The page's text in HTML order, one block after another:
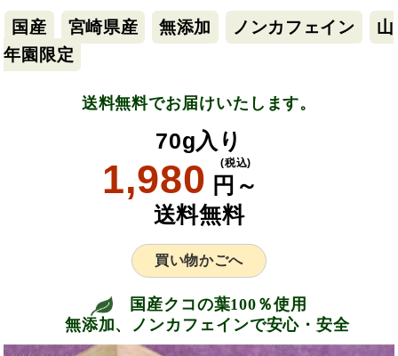
国産 宮崎県産 無添加 ノンカフェイン
山
年園限定
送料無料でお届けいたします。
70g入り
1,980 円～
(税込)
送料無料
買い物かごへ
国産クコの葉100％使用
無添加、ノンカフェインで安心・安全